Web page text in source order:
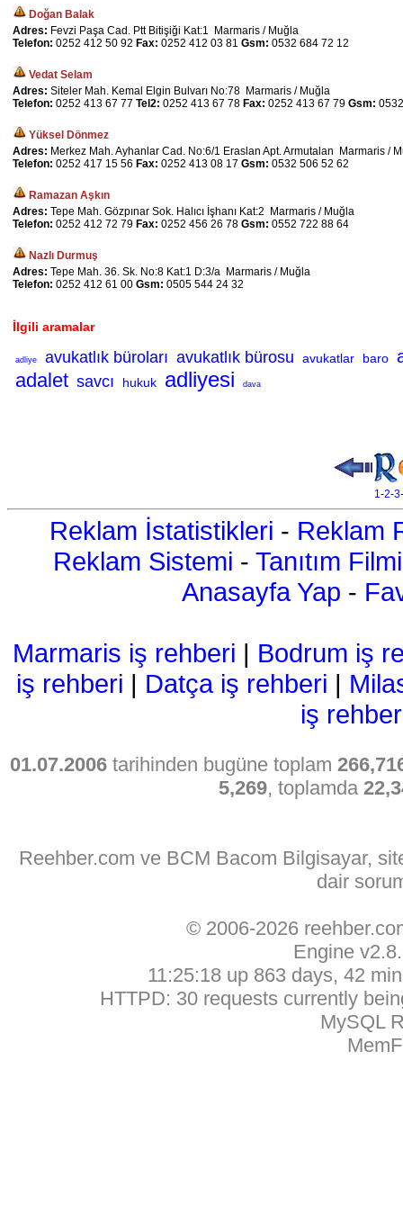
Doğan Balak
Adres: Fevzi Paşa Cad. Ptt Bitişiği Kat:1 Marmaris / Muğla
Telefon: 0252 412 50 92 Fax: 0252 412 03 81 Gsm: 0532 684 72 12
Vedat Selam
Adres: Siteler Mah. Kemal Elgin Bulvarı No:78 Marmaris / Muğla
Telefon: 0252 413 67 77 Tel2: 0252 413 67 78 Fax: 0252 413 67 79 Gsm:
Yüksel Dönmez
Adres: Merkez Mah. Ayhanlar Cad. No:6/1 Eraslan Apt. Armutalan Marmaris /
Telefon: 0252 417 15 56 Fax: 0252 413 08 17 Gsm: 0532 506 52 62
Ramazan Aşkın
Adres: Tepe Mah. Gözpınar Sok. Halıcı İşhanı Kat:2 Marmaris / Muğla
Telefon: 0252 412 72 79 Fax: 0252 456 26 78 Gsm: 0552 722 88 64
Nazlı Durmuş
Adres: Tepe Mah. 36. Sk. No:8 Kat:1 D:3/a Marmaris / Muğla
Telefon: 0252 412 61 00 Gsm: 0505 544 24 32
İlgili aramalar
adliye avukatlık büroları avukatlık bürosu avukatlar baro
adalet savcı hukuk adliyesi dava
1-2-3-
Reklam İstatistikleri - Reklam
Reklam Sistemi - Tanıtım Filmi
Anasayfa Yap -
Marmaris iş rehberi | Bodrum iş
iş rehberi | Datça iş rehberi |
iş
01.07.2006 tarihinden bugüne toplam
5,269, toplamda
Reehber.com ve BCM Bacom Bilgisayar,
dair
© 2006-2026
Engine
11:25:18 up 863 days, 42
HTTPD: 30 requests currently
MySQL